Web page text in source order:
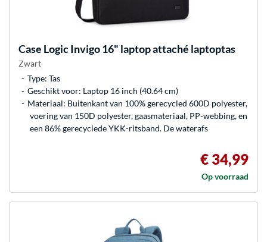
Case LogicInvigo 16" laptop attaché laptoptas
Zwart
Type: Tas
Geschikt voor: Laptop 16 inch (40.64 cm)
Materiaal: Buitenkant van 100% gerecycled 600D polyester,
voering van 150D polyester, gaasmateriaal, PP-webbing, en
een 86% gerecyclede YKK-ritsband. De waterafs
€ 34,99
Op voorraad